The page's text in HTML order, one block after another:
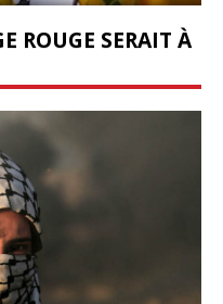
ROUGE SERAIT À